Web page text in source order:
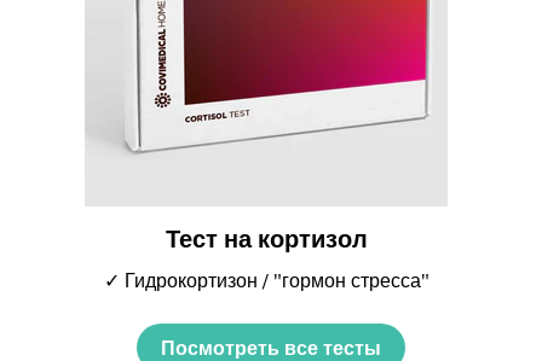
Тест на кортизол
✓ Гидрокортизон / "гормон стресса"
Посмотреть все тесты